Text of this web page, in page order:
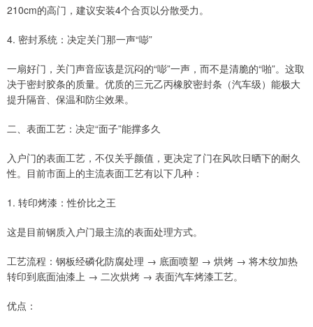
210cm的高门，建议安装4个合页以分散受力。
4. 密封系统：决定关门那一声“嘭”
一扇好门，关门声音应该是沉闷的“嘭”一声，而不是清脆的“啪”。这取
决于密封胶条的质量。优质的三元乙丙橡胶密封条（汽车级）能极大
提升隔音、保温和防尘效果。
二、表面工艺：决定“面子”能撑多久
入户门的表面工艺，不仅关乎颜值，更决定了门在风吹日晒下的耐久
性。目前市面上的主流表面工艺有以下几种：
1. 转印烤漆：性价比之王
这是目前钢质入户门最主流的表面处理方式。
工艺流程：钢板经磷化防腐处理 → 底面喷塑 → 烘烤 → 将木纹加热
转印到底面油漆上 → 二次烘烤 → 表面汽车烤漆工艺。
优点：